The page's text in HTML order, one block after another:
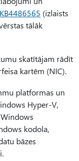
KB4486565 (izlaists
tālāk
skatītājam rādīt
kartēm (NIC).
platformas un
Hyper-V,
kodola,
bāzes